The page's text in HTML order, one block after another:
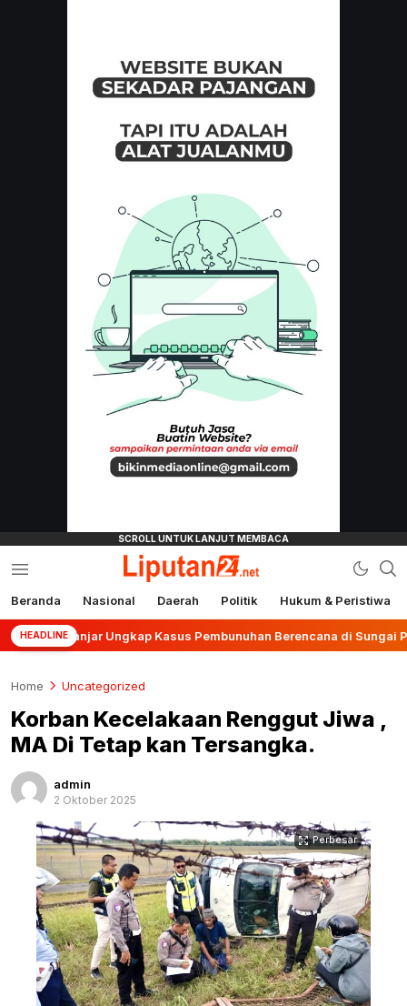
liputan24.net
Beranda Nasional Daerah Politik Hukum & Peristiwa
HEADLINE
Banjar Ungkap Kasus Pembunuhan Berencana di Sungai Pinang
Home Uncategorized
Korban Kecelakaan Renggut Jiwa ,
MA Di Tetap kan Tersangka.
admin
2 Oktober 2025
Perbesar